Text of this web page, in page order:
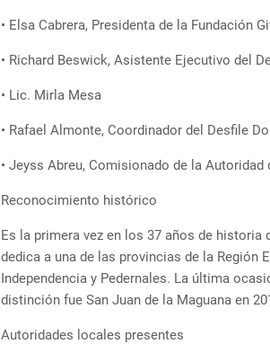
• Elsa Cabrera, Presidenta de la Fundación
• Richard Beswick, Asistente Ejecutivo del
• Lic. Mirla Mesa
• Rafael Almonte, Coordinador del Desfile
• Jeyss Abreu, Comisionado de la
Reconocimiento histórico
Es la primera vez en los 37 años de
dedica a una de las provincias de la Región
Independencia y Pedernales. La última
distinción fue San Juan de la Maguana en
Autoridades locales presentes